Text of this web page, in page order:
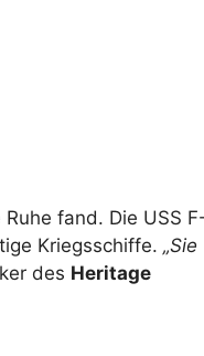
fand. Die USS
Kriegsschiffe. „Sie
des Heritage